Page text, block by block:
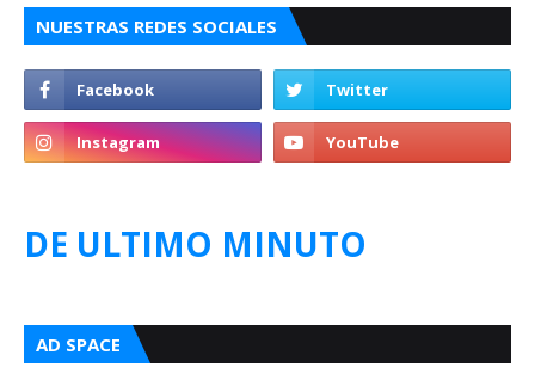
NUESTRAS REDES SOCIALES
DE ULTIMO MINUTO
AD SPACE